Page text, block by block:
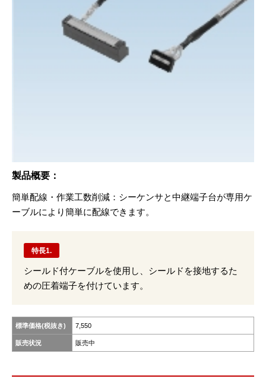
製品概要：
簡単配線・作業⼯数削減：シーケンサと中継端⼦台が専⽤ケ
ーブルにより簡単に配線できます。
特長1.
シールド付ケーブルを使用し、シールドを接地するた
めの圧着端子を付けています。
標準価格(税抜き) 7,550
販売状況 販売中